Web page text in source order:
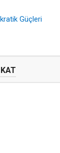
Güçleri